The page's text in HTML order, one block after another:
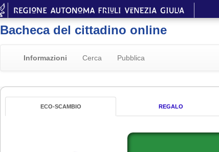
Bacheca del cittadino online
Informazioni Cerca Pubblica
ECO-SCAMBIO REGALO